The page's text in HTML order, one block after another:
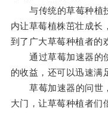
与传统的草莓种植技
内让草莓植株茁壮成长
到了广大草莓种植者的
通过草莓加速器的使
的收益，还可以迅速满
草莓加速器的问世，
大门，让草莓种植者们